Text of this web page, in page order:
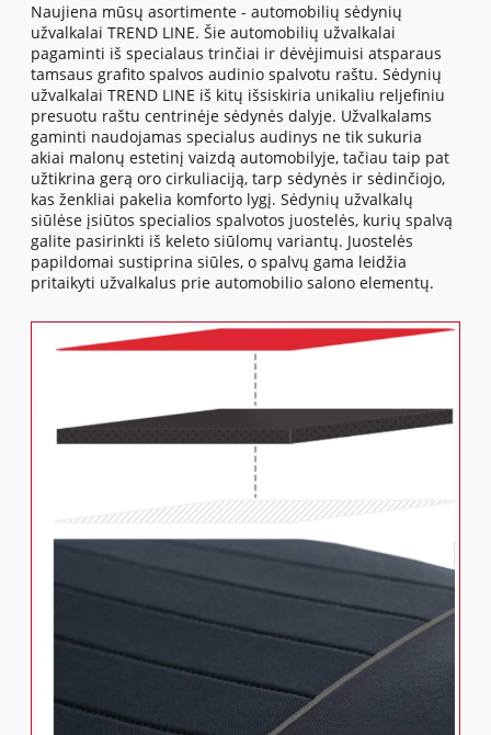
Naujiena mūsų asortimente - automobilių sėdynių
užvalkalai TREND LINE. Šie automobilių užvalkalai
pagaminti iš specialaus trinčiai ir dėvėjimuisi atsparaus
tamsaus grafito spalvos audinio spalvotu raštu. Sėdynių
užvalkalai TREND LINE iš kitų išsiskiria unikaliu reljefiniu
presuotu raštu centrinėje sėdynės dalyje. Užvalkalams
gaminti naudojamas specialus audinys ne tik sukuria
akiai malonų estetinį vaizdą automobilyje, tačiau taip pat
užtikrina gerą oro cirkuliaciją, tarp sėdynės ir sėdinčiojo,
kas ženkliai pakelia komforto lygį. Sėdynių užvalkalų
siūlėse įsiūtos specialios spalvotos juostelės, kurių spalvą
galite pasirinkti iš keleto siūlomų variantų. Juostelės
papildomai sustiprina siūles, o spalvų gama leidžia
pritaikyti užvalkalus prie automobilio salono elementų.